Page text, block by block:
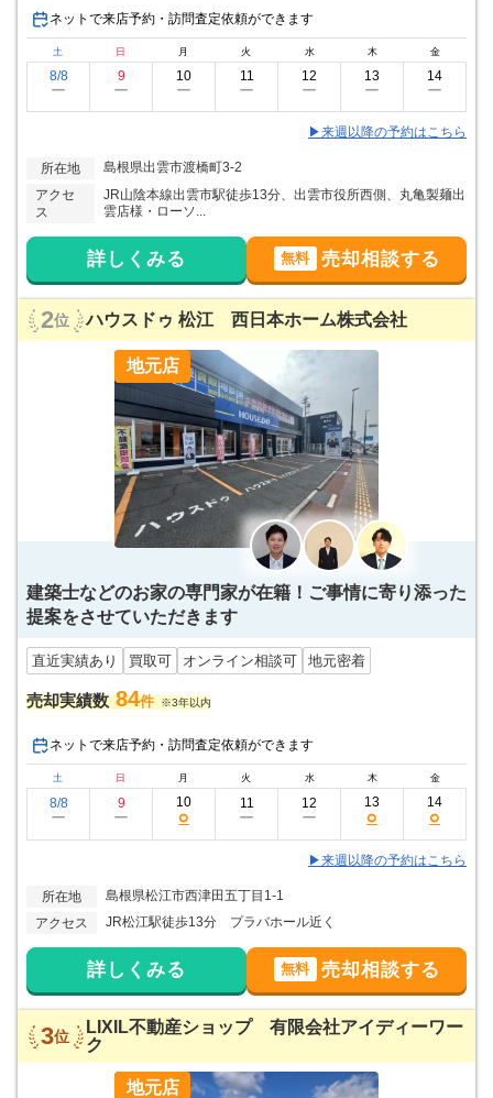
ネットで来店予約・訪問査定依頼ができます
土 日 月 火 水 木 金
8/8
ー
9
ー
10
ー
11
ー
12
ー
13
ー
14
ー
▶来週以降の予約はこちら
所在地
島根県出雲市渡橋町3-2
アクセ
ス
JR山陰本線出雲市駅徒歩13分、出雲市役所西側、丸亀製麺出
雲店様・ローソ...
詳しくみる 無料 売却相談する
2位 ハウスドゥ 松江 西日本ホーム株式会社
地元店
建築士などのお家の専門家が在籍！ご事情に寄り添った
提案をさせていただきます
直近実績あり 買取可 オンライン相談可 地元密着
売却実績数 84件 ※3年以内
ネットで来店予約・訪問査定依頼ができます
土 日 月 火 水 木 金
8/8
ー
9
ー
10
○
11
ー
12
ー
13
○
14
○
▶来週以降の予約はこちら
所在地
島根県松江市西津田五丁目1-1
アクセス
JR松江駅徒歩13分 プラバホール近く
詳しくみる 無料 売却相談する
3位
LIXIL不動産ショップ 有限会社アイディーワー
ク
地元店